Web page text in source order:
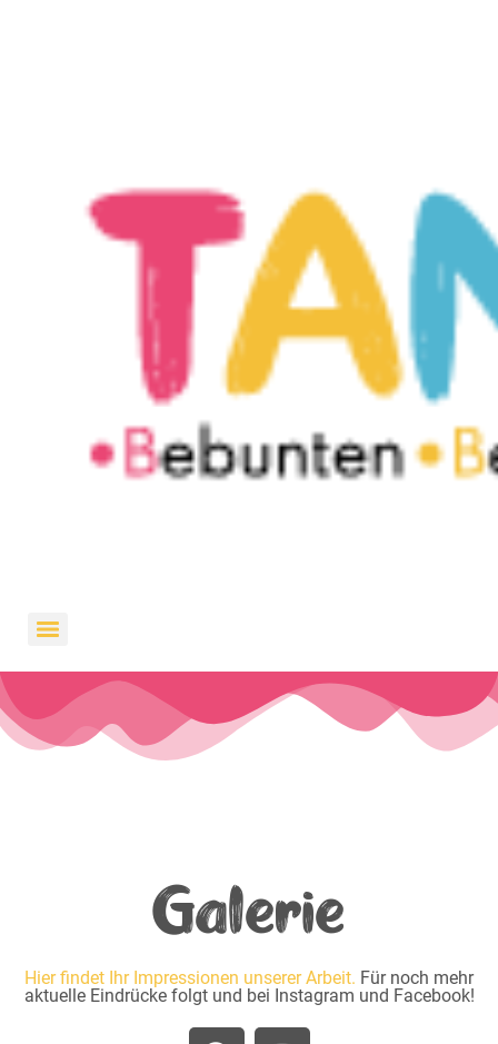
Galerie
Hier findet Ihr Impressionen unserer Arbeit. Für noch mehr
aktuelle Eindrücke folgt und bei Instagram und Facebook!